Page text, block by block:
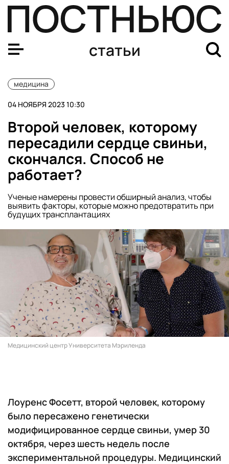
статьи
медицина
04 НОЯБРЯ 2023 10:30
Второй человек, которому
пересадили сердце свиньи,
скончался. Способ не
работает?
Ученые намерены провести обширный анализ, чтобы
выявить факторы, которые можно предотвратить при
будущих трансплантациях
Медицинский центр Университета Мэриленда
Лоуренс Фосетт, второй человек, которому
было пересажено генетически
модифицированное сердце свиньи, умер 30
октября, через шесть недель после
экспериментальной процедуры. Медицинский
Ученые придумали, как можно улучшить когнитивные